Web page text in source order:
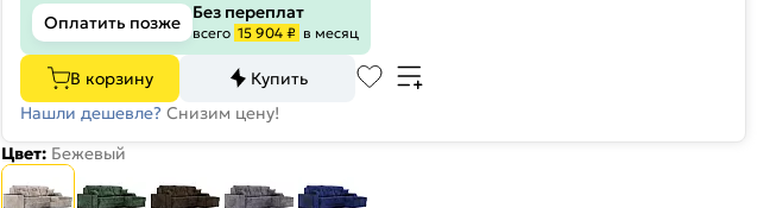
Оплатить позже Без переплат
всего 15 904 ₽ в месяц
В корзину
Купить
Нашли дешевле? Снизим цену!
Цвет: Бежевый